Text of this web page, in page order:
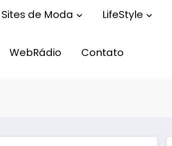
Sites de Moda LifeStyle
WebRádio Contato